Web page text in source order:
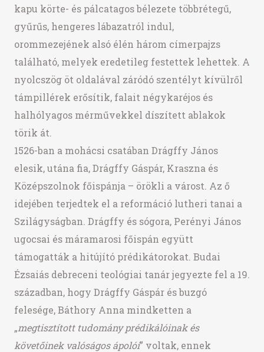
kapu körte- és pálcatagos bélezete többrétegű,
gyűrűs, hengeres lábazatról indul,
orommezejének alsó élén három címerpajzs
található, melyek eredetileg festettek lehettek. A
nyolcszög öt oldalával záródó szentélyt kívülről
támpillérek erősítik, falait négykaréjos és
halhólyagos mérművekkel díszített ablakok
törik át.
1526-ban a mohácsi csatában Drágffy János
elesik, utána fia, Drágffy Gáspár, Kraszna és
Középszolnok főispánja – örökli a várost. Az ő
idejében terjedtek el a reformáció lutheri tanai a
Szilágyságban. Drágffy és sógora, Perényi János
ugocsai és máramarosi főispán együtt
támogatták a hitújító prédikátorokat. Budai
Ézsaiás debreceni teológiai tanár jegyezte fel a 19.
században, hogy Drágffy Gáspár és buzgó
felesége, Báthory Anna mindketten a
„megtisztított tudomány prédikálóinak és
követőinek valóságos ápolói” voltak, ennek